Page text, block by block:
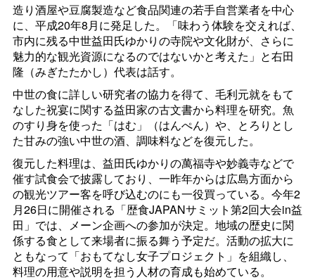
造り酒屋や豆腐製造など食品関連の若手自営業者を中心
に、平成20年8月に発足した。「味わう体験を交えれば、
市内に残る中世益田氏ゆかりの寺院や文化財が、さらに
魅力的な観光資源になるのではないかと考えた」と右田
隆（みぎたたかし）代表は話す。
中世の食に詳しい研究者の協力を得て、毛利元就をもて
なした祝宴に関する益田家の古文書から料理を研究。魚
のすり身を使った「はむ」（はんぺん）や、とろりとし
た甘みの強い中世の酒、調味料などを復元した。
復元した料理は、益田氏ゆかりの萬福寺や妙義寺などで
催す試食会で披露しており、一昨年からは広島方面から
の観光ツアー客を呼び込むのにも一役買っている。今年2
月26日に開催される「歴食JAPANサミット第2回大会in益
田」では、メーン企画への参加が決定。地域の歴史に関
係する食として来場者に振る舞う予定だ。活動の拡大に
ともなって「おもてなし女子プロジェクト」を組織し、
料理の用意や説明を担う人材の育成も始めている。